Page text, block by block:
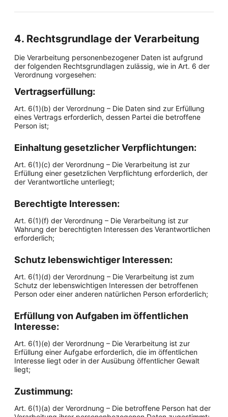
4. Rechtsgrundlage der Verarbeitung
Die Verarbeitung personenbezogener Daten ist aufgrund
der folgenden Rechtsgrundlagen zulässig, wie in Art. 6 der
Verordnung vorgesehen:
Vertragserfüllung:
Art. 6(1)(b) der Verordnung – Die Daten sind zur Erfüllung
eines Vertrags erforderlich, dessen Partei die betroffene
Person ist;
Einhaltung gesetzlicher Verpflichtungen:
Art. 6(1)(c) der Verordnung – Die Verarbeitung ist zur
Erfüllung einer gesetzlichen Verpflichtung erforderlich, der
der Verantwortliche unterliegt;
Berechtigte Interessen:
Art. 6(1)(f) der Verordnung – Die Verarbeitung ist zur
Wahrung der berechtigten Interessen des Verantwortlichen
erforderlich;
Schutz lebenswichtiger Interessen:
Art. 6(1)(d) der Verordnung – Die Verarbeitung ist zum
Schutz der lebenswichtigen Interessen der betroffenen
Person oder einer anderen natürlichen Person erforderlich;
Erfüllung von Aufgaben im öffentlichen
Interesse:
Art. 6(1)(e) der Verordnung – Die Verarbeitung ist zur
Erfüllung einer Aufgabe erforderlich, die im öffentlichen
Interesse liegt oder in der Ausübung öffentlicher Gewalt
liegt;
Zustimmung:
Art. 6(1)(a) der Verordnung – Die betroffene Person hat der